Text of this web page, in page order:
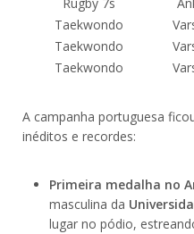
Rugby 7s
Taekwondo
Taekwondo
Taekwondo
A campanha portuguesa
inéditos e recordes:
Primeira medalha no
masculina da
lugar no pódio,